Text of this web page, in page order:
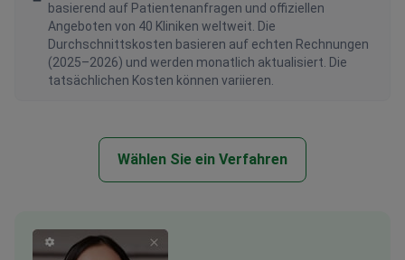
basierend auf Patientenanfragen und offiziellen
Angeboten von 40 Kliniken weltweit. Die
Durchschnittskosten basieren auf echten Rechnungen
(2025–2026) und werden monatlich aktualisiert. Die
tatsächlichen Kosten können variieren.
Wählen Sie ein Verfahren